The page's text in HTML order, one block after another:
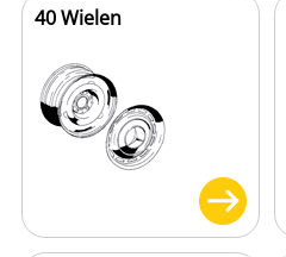
40 Wielen